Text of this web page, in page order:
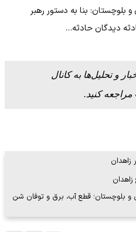
بنا به دستور رهبر
دیدگان حادثه…
و تحلیل‌ها به کانال
مراجعه کنید.
زاهدان
روزه در سیستان و بلوچستان؛ قطع آب، برق و توفان شن